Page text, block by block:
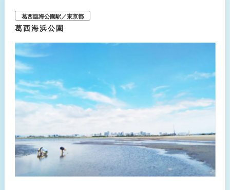
オリジナルカクテルをなどのドリンクを片手に、東京の夜景を満喫できま
す。葛西臨海公園駅／東京都
葛西海浜公園